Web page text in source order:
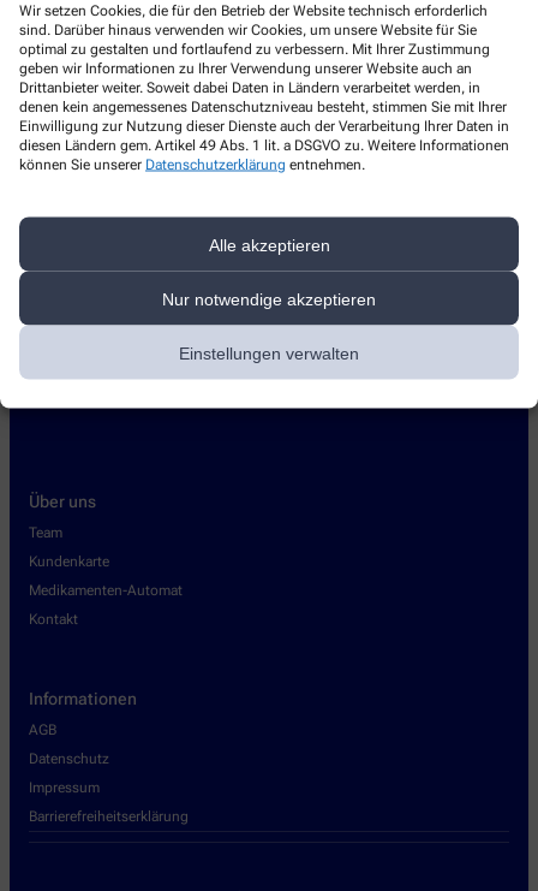
Wir setzen Cookies, die für den Betrieb der Website technisch erforderlich
sind. Darüber hinaus verwenden wir Cookies, um unsere Website für Sie
optimal zu gestalten und fortlaufend zu verbessern. Mit Ihrer Zustimmung
geben wir Informationen zu Ihrer Verwendung unserer Website auch an
Drittanbieter weiter. Soweit dabei Daten in Ländern verarbeitet werden, in
denen kein angemessenes Datenschutzniveau besteht, stimmen Sie mit Ihrer
Einwilligung zur Nutzung dieser Dienste auch der Verarbeitung Ihrer Daten in
diesen Ländern gem. Artikel 49 Abs. 1 lit. a DSGVO zu. Weitere Informationen
können Sie unserer Datenschutzerklärung entnehmen.
Alle akzeptieren
Nur notwendige akzeptieren
Einstellungen verwalten
A WordPress Commenterzu Hello world!
Kontakt
Ostbevern
+49-2532/2 24
info@marien-apotheke-ostbevern.de
Über uns
Team
Kundenkarte
Medikamenten-Automat
Kontakt
Informationen
AGB
Datenschutz
Impressum
Barrierefreiheitserklärung